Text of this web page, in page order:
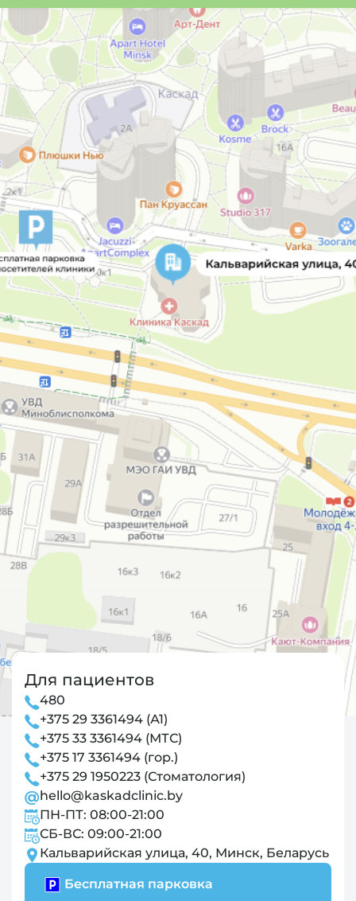
Для пациентов
480
+375 29 3361494 (А1)
+375 33 3361494 (МТС)
+375 17 3361494 (гор.)
+375 29 1950223 (Стоматология)
hello@kaskadclinic.by
ПН-ПТ: 08:00-21:00
СБ-ВС: 09:00-21:00
Кальварийская улица, 40, Минск, Беларусь
Бесплатная парковка